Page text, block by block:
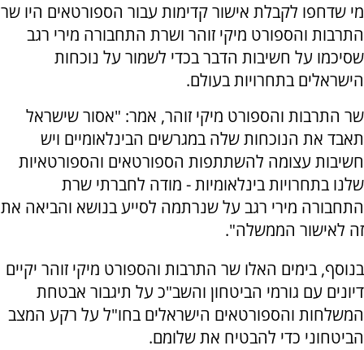
מי שדחפו לקבלת אישור קדימות עבור הספורטאים היו שר
התרבות והספורט מיקי זוהר ושרת התחבורה מירי רגב
שסיכמו על חשיבות הדבר בכדי לשמור על נוכחות
הישראלים בתחרויות בעולם.
שר התרבות והספורט מיקי זוהר, אמר: "אסור שישראל
תאבד את הנוכחות שלה במגרשים הבינלאומיים ויש
חשיבות עצומה להשתתפות הספורטאים והספורטאיות
שלנו בתחרויות בינלאומיות - מודה לחברתי שרת
התחבורה מירי רגב על שנרתמה לסייע בנושא והביאה את
זה לאישור הממשלה".
בנוסף, בימים האלו שר התרבות והספורט מיקי זוהר יקיים
דיונים עם גורמי הביטחון והשב"כ על תיגבור אבטחת
המשלחות והספורטאים הישראלים בחו"ל על רקע המצב
הביטחוני כדי להבטיח את שלומם.